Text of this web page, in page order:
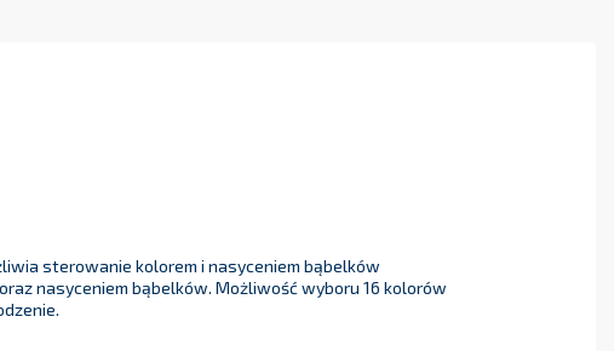
sterowanie kolorem i nasyceniem bąbelków
nasyceniem bąbelków. Możliwość wyboru 16 kolorów